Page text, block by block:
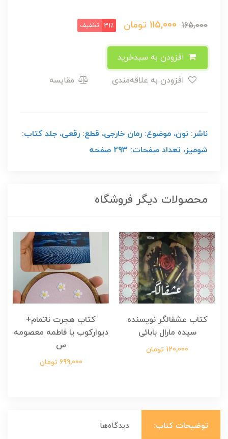
165,000
115,000 تومان 31٪ تخفیف
مقایسه
ناشر: نون، موضوع: رمان خارجی، قطع: رقعی، جلد کتاب:
شومیز، تعداد صفحات: 293 صفحه
محصولات دیگر فروشگاه
کتاب عشقالگر نویسنده
سیده مارال بابائی
120,000 تومان
کتاب هجرت ناتمام+
دیوارکوب یا فاطمه معصومه
س
699,000 تومان
توضیحات کتاب: دیدگاه‌ها